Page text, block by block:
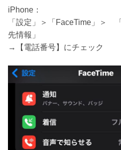
iPhone：
「設定」＞「FaceTime」＞
先情報」
→【電話番号】にチェック